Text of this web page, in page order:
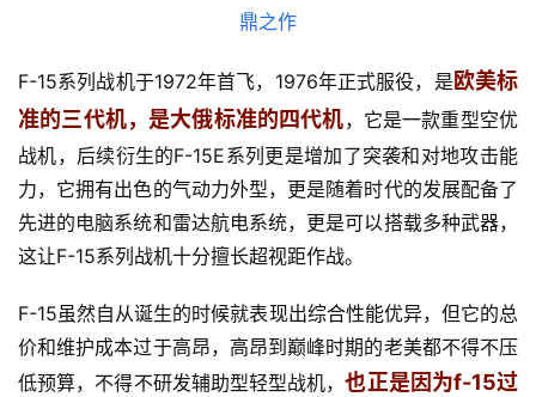
F-15系列战机于1972年首飞，1976年正式服役，是 欧美标
准的三代机，是大俄标准的四代机，它是一款重型空优
战机，后续衍生的F-15E系列更是增加了突袭和对地攻击能
力，它拥有出色的气动力外型，更是随着时代的发展配备了
先进的电脑系统和雷达航电系统，更是可以搭载多种武器，
这让F-15系列战机十分擅长超视距作战。
F-15虽然自从诞生的时候就表现出综合性能优异，但它的总
价和维护成本过于高昂，高昂到巅峰时期的老美都不得不压
低预算，不得不研发辅助型轻型战机，也正是因为f-15过